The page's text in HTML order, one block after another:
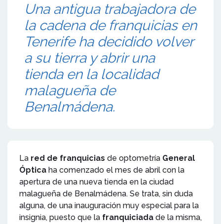
Una antigua trabajadora de
la cadena de franquicias en
Tenerife ha decidido volver
a su tierra y abrir una
tienda en la localidad
malagueña de
Benalmádena.
La red de franquicias de optometría General
Óptica ha comenzado el mes de abril con la
apertura de una nueva tienda en la ciudad
malagueña de Benalmádena. Se trata, sin duda
alguna, de una inauguración muy especial para la
insignia, puesto que la franquiciada de la misma,